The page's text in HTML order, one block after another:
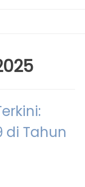
di Tahun